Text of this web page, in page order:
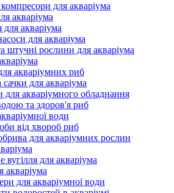
для акваріума
акваріума
для акваріума
для акваріума
штучні рослини для акваріума
акваріумних риб
для акваріума
для акваріумного обладнання
та здоров'я риб
води
від хвороб риб
для акваріумних рослин
вугілля для акваріума
акваріума
для акваріумної води